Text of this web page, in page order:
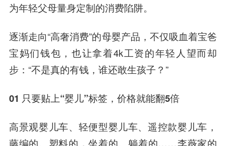
为年轻父母量身定制的消费陷阱。
逐渐走向“高奢消费”的母婴产品，不仅吸血着宝爸
宝妈们钱包，也让拿着4k工资的年轻人望而却
步：“不是真的有钱，谁还敢生孩子？”
01 只要贴上“婴儿”标签，价格就能翻5倍
高景观婴儿车、轻便型婴儿车、遥控款婴儿车，
藤编的、塑料的，坐着的、躺着的……李薇家的